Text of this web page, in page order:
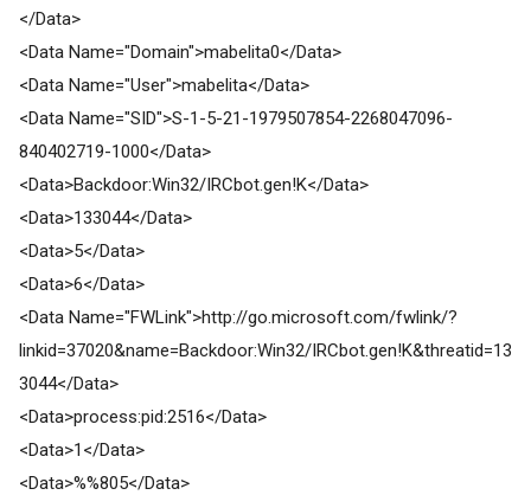
</Data>
<Data Name="Domain">mabelita0</Data>
<Data Name="User">mabelita</Data>
<Data Name="SID">S-1-5-21-1979507854-2268047096-
840402719-1000</Data>
<Data>Backdoor:Win32/IRCbot.gen!K</Data>
<Data>133044</Data>
<Data>5</Data>
<Data>6</Data>
<Data Name="FWLink">http://go.microsoft.com/fwlink/?
linkid=37020&name=Backdoor:Win32/IRCbot.gen!K&threatid=13
3044</Data>
<Data>process:pid:2516</Data>
<Data>1</Data>
<Data>%%805</Data>